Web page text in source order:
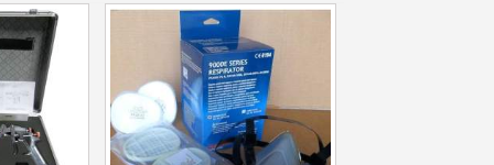
pour 250€ d'achats
dès 30€ d'achats
moins d'1 minute
des bons d'achat